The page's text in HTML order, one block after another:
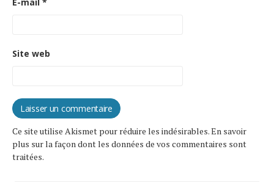
Site web
Ce site utilise Akismet pour réduire les indésirables.En savoir
plus sur la façon dont les données de vos commentaires sont
traitées.